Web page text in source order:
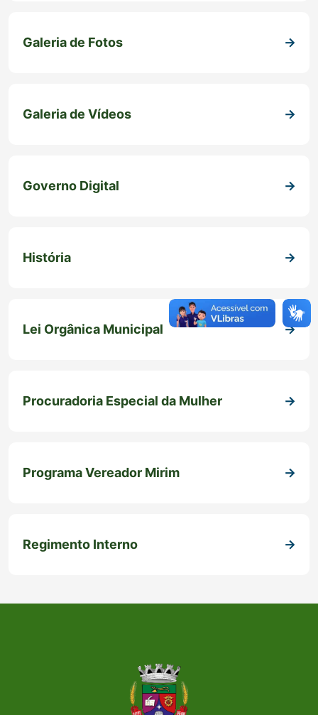
Galeria de Fotos
Galeria de Vídeos
Governo Digital
História
Lei Orgânica Municipal
Procuradoria Especial da Mulher
Programa Vereador Mirim
Regimento Interno